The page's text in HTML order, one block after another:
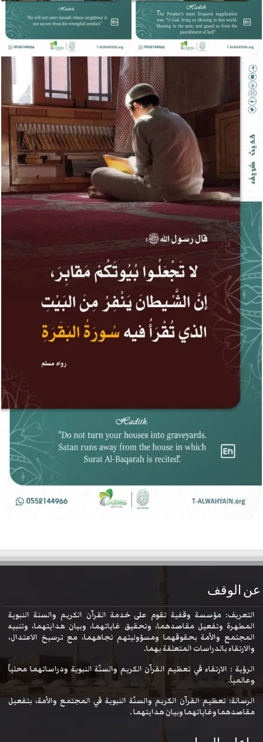
عن الوقف
التعريف: مؤسسة وقفية تقوم على خدمة القرآن الكريم والسنة النبوية
المطهرة وتفعيل مقاصدهما، وتحقيق غاياتهما، وبيان هدايتهما، وتنبيه
المجتمع والأمة بحقوقهما ومسؤوليتهم تجاههما، مع ترسيخ الاعتدال،
والارتقاء بالدراسات المتعلقة بهما.
الرؤية : الارتقاء في تعظيم القرآن الكريم والسنّة النبوية ودراساتهما محلياً
وعالمياً.
الرسالة: تعظيم القرآن الكريم والسنّة النبوية في المجتمع والأمة، بتفعيل
مقاصدهما وغاياتهما وبيان هدايتهما .